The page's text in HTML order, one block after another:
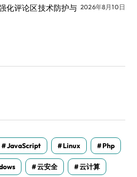
化评论区技术防护与 2026年8月10日
JavaScript Linux Php
云安全 云计算